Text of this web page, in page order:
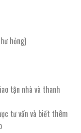
hỏng)
tận nhà và thanh
tư vấn và biết thêm